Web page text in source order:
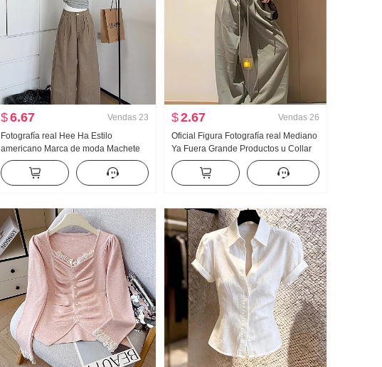
$6.67 Vendas 23
Fotografía real Hee Ha Estilo
americano Marca de moda Machete
Vaqueros Holgado Kuo Pierna Casual
Pantalones
$2.67 Vendas 26
Oficial Figura Fotografía real Mediano
Ya Fuera Grande Productos u Collar
Hueso de buey Hebilla En forma de I
Chaleco Tirantes Kuo Pierna
Arrastrando Deporte Pantalones